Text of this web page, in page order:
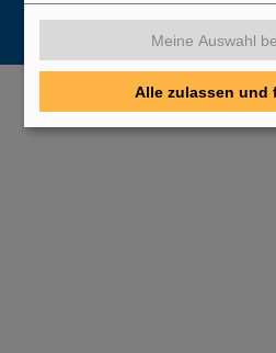
Meine Auswahl
Alle zulassen und